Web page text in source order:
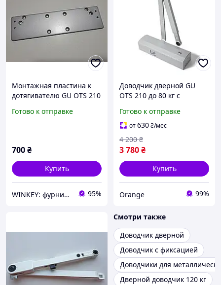
Монтажная пластина к
дотягивателю GU OTS 210
Готово к отправке
700₴
Купить
WINKEY: фурнитура для окон и дверей 95%
Доводчик дверной GU
OTS 210 до 80 кг с
Готово к отправке
от630₴/мес
3 780₴
4 200 ₴
Купить
Orange 99%
Смотри также
Доводчик дверной
Доводчик с фиксацией
Доводчики для
Дверной доводчик 120 кг